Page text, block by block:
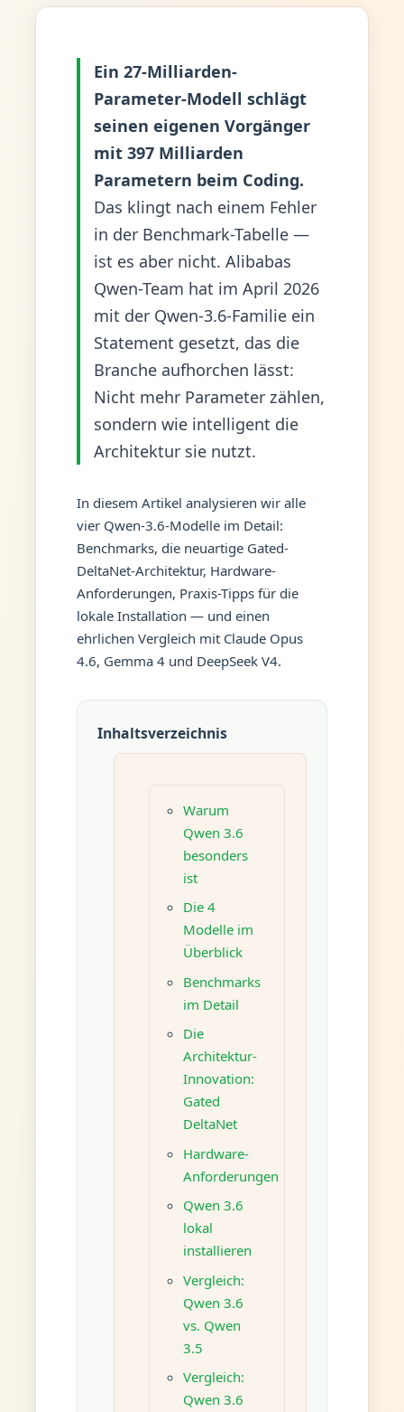
Ein 27-Milliarden-
Parameter-Modell schlägt
seinen eigenen Vorgänger
mit 397 Milliarden
Parametern beim Coding.
Das klingt nach einem Fehler
in der Benchmark-Tabelle —
ist es aber nicht. Alibabas
Qwen-Team hat im April 2026
mit der Qwen-3.6-Familie ein
Statement gesetzt, das die
Branche aufhorchen lässt:
Nicht mehr Parameter zählen,
sondern wie intelligent die
Architektur sie nutzt.
In diesem Artikel analysieren wir alle
vier Qwen-3.6-Modelle im Detail:
Benchmarks, die neuartige Gated-
DeltaNet-Architektur, Hardware-
Anforderungen, Praxis-Tipps für die
lokale Installation — und einen
ehrlichen Vergleich mit Claude Opus
4.6, Gemma 4 und DeepSeek V4.
Inhaltsverzeichnis
Warum
Qwen 3.6
besonders
ist
Die 4
Modelle im
Überblick
Benchmarks
im Detail
Die
Architektur-
Innovation:
Gated
DeltaNet
Hardware-
Anforderungen
Qwen 3.6
lokal
installieren
Vergleich:
Qwen 3.6
vs. Qwen
3.5
Vergleich:
Qwen 3.6